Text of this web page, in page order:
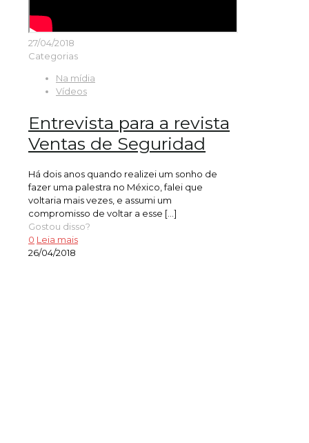
27/04/2018
Categorias
Na mídia
Vídeos
Entrevista para a revista
Ventas de Seguridad
Há dois anos quando realizei um sonho de
fazer uma palestra no México, falei que
voltaria mais vezes, e assumi um
compromisso de voltar a esse […]
Gostou disso?
0 Leia mais
26/04/2018